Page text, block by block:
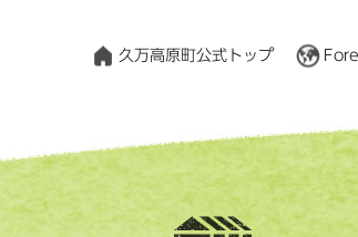
久万高原町公式トップ